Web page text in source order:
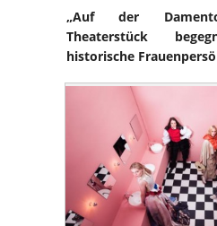
„Auf der
Theaterstück
historische